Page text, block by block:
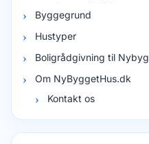
Byggegrund
Hustyper
Boligrådgivning til Nybyg
Om NyByggetHus.dk
Kontakt os